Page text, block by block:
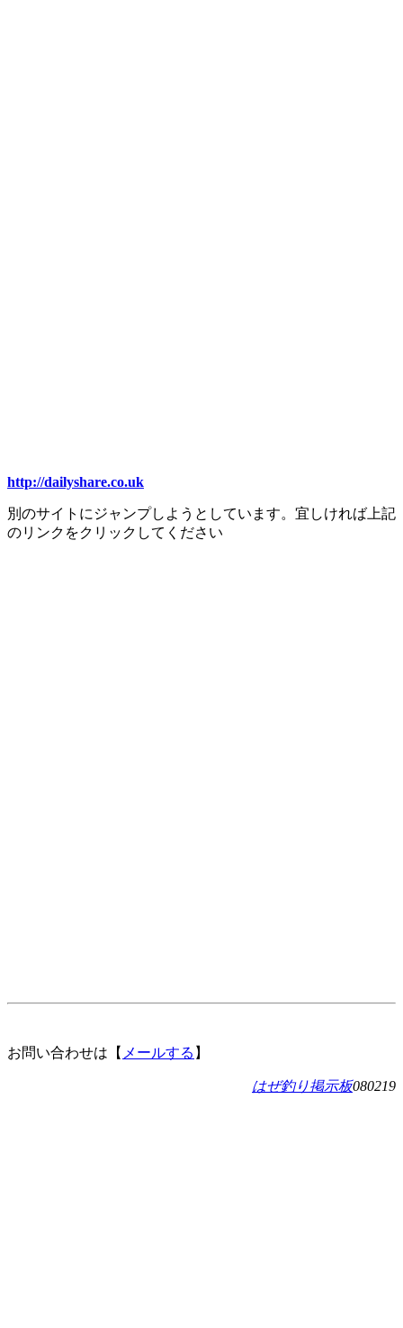
http://dailyshare.co.uk
別のサイトにジャンプしようとしています。宜しければ上記
のリンクをクリックしてください
お問い合わせは【 メールする 】
はぜ釣り掲示板080219